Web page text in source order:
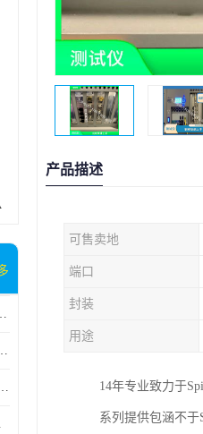
方便用户进行测试
2U 可扩展性较强 高速数据传输
2U 能够快速上手 方便用户进行测试
行业
产品描述
可售卖地
端口
封装
用途
14年专业致力于
系列提供包涵不于